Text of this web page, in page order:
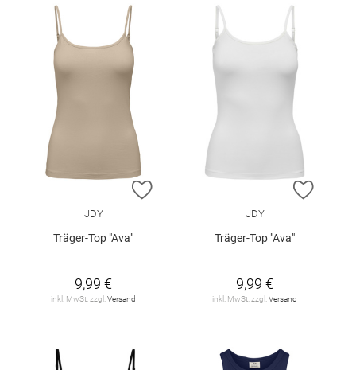
ZUR WUNSCHLISTE HINZUFÜGEN
JDY
Träger-Top "Ava"
9,99 €
inkl. MwSt. zzgl.Versand
ZUR
JDY
Träger-Top "Ava"
9,99 €
inkl. MwSt. zzgl.Versand